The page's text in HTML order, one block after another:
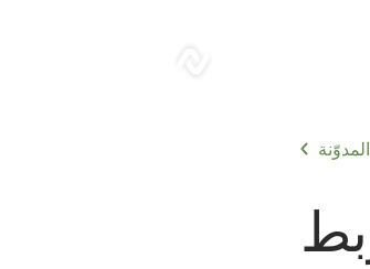
المدوّنة